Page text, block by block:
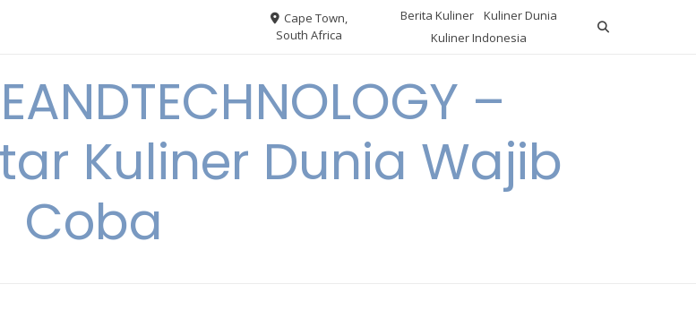
Cape Town,
South Africa
Berita Kuliner
Kuliner Dunia
Kuliner Indonesia
–
Kuliner Dunia Wajib
Coba